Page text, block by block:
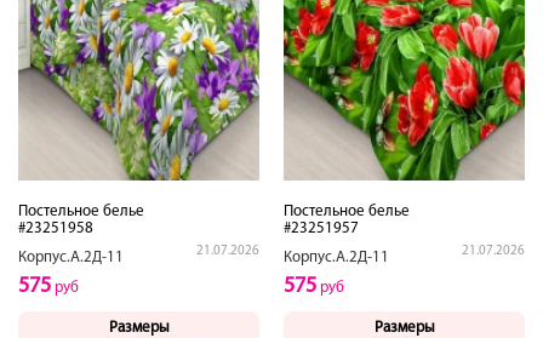
Постельное белье
#23251958
Корпус.А.2Д-11
21.07.2026
575 руб
Размеры
Постельное белье
#23251957
Корпус.А.2Д-11
21.07.2026
575 руб
Размеры